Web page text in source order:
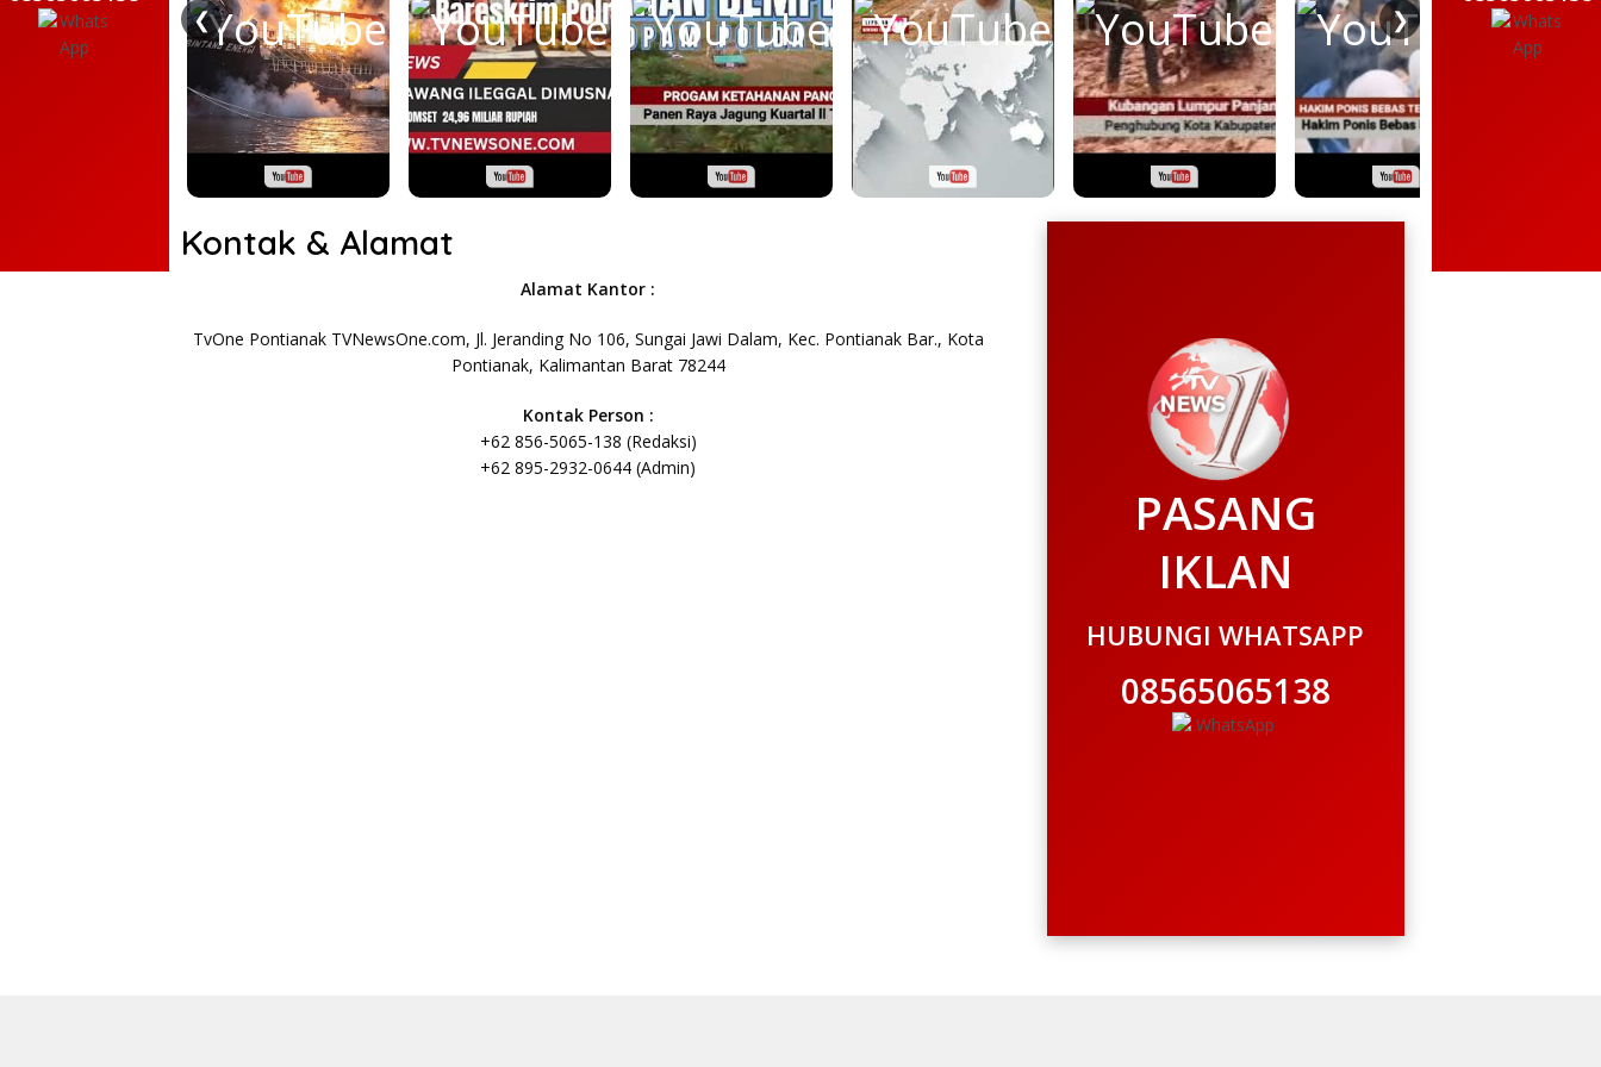
❮ ❯
Kontak & Alamat
Alamat Kantor :
TvOne Pontianak TVNewsOne.com, Jl. Jeranding No 106, Sungai Jawi Dalam, Kec. Pontianak Bar., Kota
Pontianak, Kalimantan Barat 78244
Kontak Person :
+62 856-5065-138 (Redaksi)
+62 895-2932-0644 (Admin)
PASANG
IKLAN
HUBUNGI WHATSAPP
08565065138